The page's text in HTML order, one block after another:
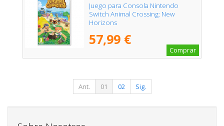
Juego para Consola Nintendo
Switch Animal Crossing: New
Horizons
57,99 €
Comprar
Ant. 01 02 Sig.